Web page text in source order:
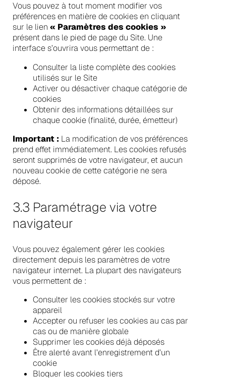
Vous pouvez à tout moment modifier vos
préférences en matière de cookies en cliquant
sur le lien« Paramètres des cookies »
présent dans le pied de page du Site. Une
interface s’ouvrira vous permettant de :
Consulter la liste complète des cookies
utilisés sur le Site
Activer ou désactiver chaque catégorie de
cookies
Obtenir des informations détaillées sur
chaque cookie (finalité, durée, émetteur)
Important : La modification de vos préférences
prend effet immédiatement. Les cookies refusés
seront supprimés de votre navigateur, et aucun
nouveau cookie de cette catégorie ne sera
déposé.
3.3 Paramétrage via votre
navigateur
Vous pouvez également gérer les cookies
directement depuis les paramètres de votre
navigateur internet. La plupart des navigateurs
vous permettent de :
Consulter les cookies stockés sur votre
appareil
Accepter ou refuser les cookies au cas par
cas ou de manière globale
Supprimer les cookies déjà déposés
Être alerté avant l’enregistrement d’un
cookie
Bloquer les cookies tiers